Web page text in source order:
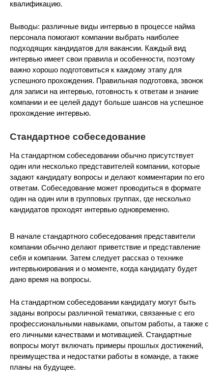
квалификацию.
Выводы: различные виды интервью в процессе найма
персонала помогают компании выбрать наиболее
подходящих кандидатов для вакансии. Каждый вид
интервью имеет свои правила и особенности, поэтому
важно хорошо подготовиться к каждому этапу для
успешного прохождения. Правильная подготовка, звонок
для записи на интервью, готовность к ответам и знание
компании и ее целей дадут больше шансов на успешное
прохождение интервью.
Стандартное собеседование
На стандартном собеседовании обычно присутствует
один или несколько представителей компании, которые
задают кандидату вопросы и делают комментарии по его
ответам. Собеседование может проводиться в формате
один на один или в групповых группах, где несколько
кандидатов проходят интервью одновременно.
В начале стандартного собеседования представители
компании обычно делают приветствие и представление
себя и компании. Затем следует рассказ о технике
интервьюирования и о моменте, когда кандидату будет
дано время на вопросы.
На стандартном собеседовании кандидату могут быть
заданы вопросы различной тематики, связанные с его
профессиональными навыками, опытом работы, а также с
его личными качествами и мотивацией. Стандартные
вопросы могут включать примеры прошлых достижений,
преимущества и недостатки работы в команде, а также
планы на будущее.